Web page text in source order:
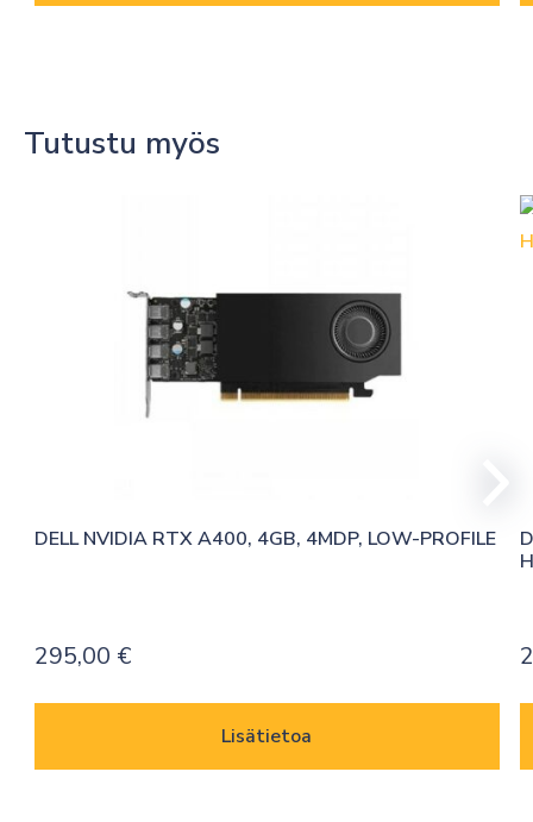
Tutustu myös
DELL NVIDIA RTX A400, 4GB, 4MDP, LOW-PROFILE
295,00 €
Lisätietoa